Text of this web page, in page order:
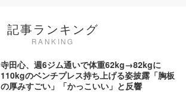
記事ランキング
RANKING
寺田心、週6ジム通いで体重62kg→82kgに
110kgのベンチプレス持ち上げる姿披露「胸板
の厚みすごい」「かっこいい」と反響